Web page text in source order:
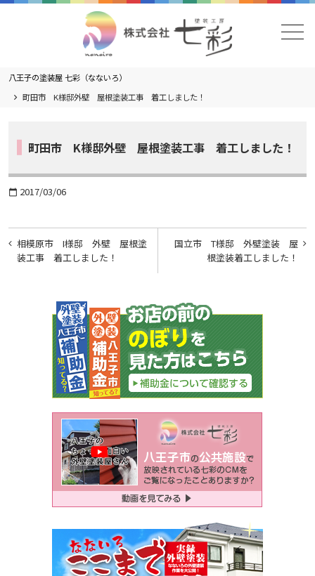
メニュー
八王子の塗装屋 七彩（なないろ）
町田市 K様邸外壁 屋根塗装工事 着工しました！
町田市 K様邸外壁 屋根塗装工事 着工しました！
calendar_today 2017/03/06
投
稿
国立市 T様邸 外壁塗装 屋
根塗装着工しました！
相模原市 I様邸 外壁 屋根塗
装工事 着工しました！